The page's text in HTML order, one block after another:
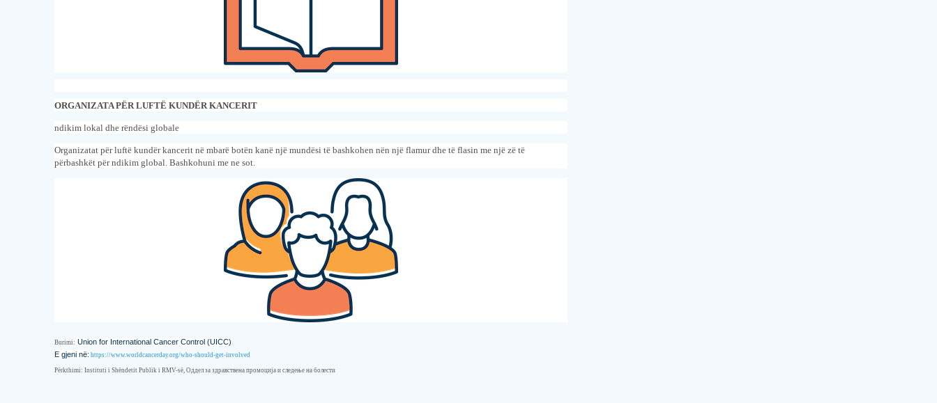
ORGANIZATA PËR LUFTË KUNDËR KANCERIT
ndikim lokal dhe rëndësi globale
Organizatat për luftë kundër kancerit në mbarë botën kanë një mundësi të bashkohen nën një flamur dhe të flasin me një zë të
përbashkët për ndikim global.Bashkohuni me ne sot.
Burimi: Union for International Cancer Control (UICC)
E gjeni në: https://www.worldcancerday.org/who-should-get-involved
Përkthimi:Instituti i Shëndetit Publik i RMV-së , Оддел за здравствена промоција и следење на болести